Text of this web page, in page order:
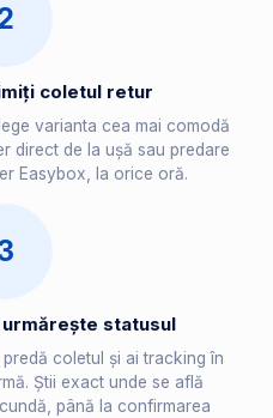
coletul retur
varianta cea mai comodă
direct de la ușă sau predare
Easybox, la orice oră.
statusul
coletul și ai tracking în
Știi exact unde se află
până la confirmarea